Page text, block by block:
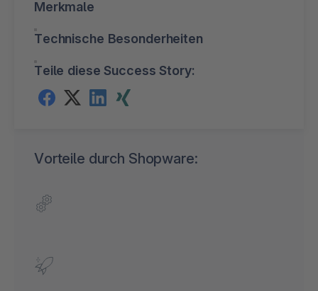
Merkmale
Technische Besonderheiten
Teile diese Success Story:
Vorteile durch Shopware: